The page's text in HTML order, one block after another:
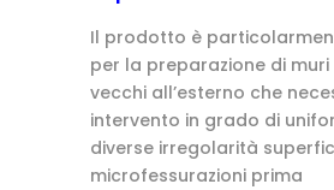
Il prodotto è
per la preparazione di muri
vecchi all’esterno che
intervento in grado di
diverse irregolarità
microfessurazioni prima